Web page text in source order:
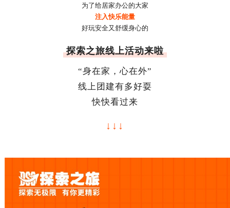
为了给居家办公的大家
注入快乐能量
好玩安全又舒缓身心的
探索之旅线上活动来啦
“身在家，心在外”
线上团建有多好耍
快快看过来
↓↓↓